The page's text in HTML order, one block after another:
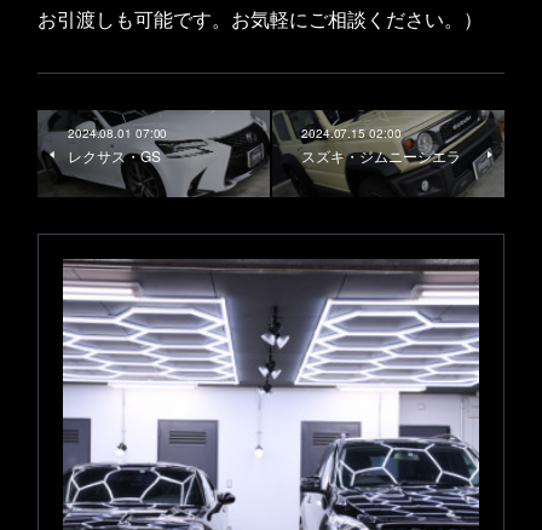
お引渡しも可能です。お気軽にご相談ください。）
2024.08.01 07:00
レクサス・GS
2024.07.15 02:00
スズキ・ジムニーシエラ